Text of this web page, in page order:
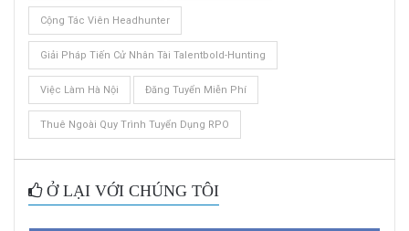
Cộng Tác Viên Headhunter
Giải Pháp Tiến Cử Nhân Tài Talentbold-Hunting
Việc Làm Hà Nội Đăng Tuyển Miễn Phí
Thuê Ngoài Quy Trình Tuyển Dụng RPO
Ở LẠI VỚI CHÚNG TÔI